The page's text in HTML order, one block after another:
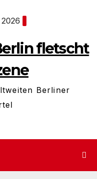
fletscht
Berliner